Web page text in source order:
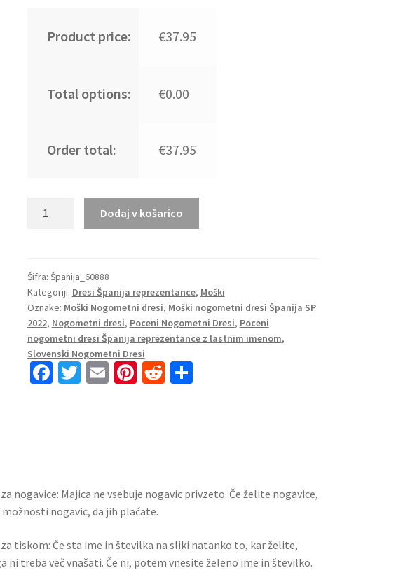
Product price: €37.95
Total options: €0.00
Order total: €37.95
Gostujoči
SP
2022
Kratek
Rokav
+
Kratke
Dodaj v košarico
Šifra: Španija_60888
Kategoriji: Dresi Španija reprezentance, Moški
Oznake: Moški Nogometni dresi, Moški nogometni dresi Španija SP
2022, Nogometni dresi, Poceni Nogometni Dresi, Poceni
nogometni dresi Španija reprezentance z lastnim imenom,
Slovenski Nogometni Dresi
Fa
k
T E Pi R S
nogavice: Majica ne vsebuje nogavic privzeto. Če želite nogavice,
nogavic, da jih plačate.
tiskom: Če sta ime in številka na sliki natanko to, kar želite,
ni treba več vnašati. Če ni, potem vnesite želeno ime in številko.